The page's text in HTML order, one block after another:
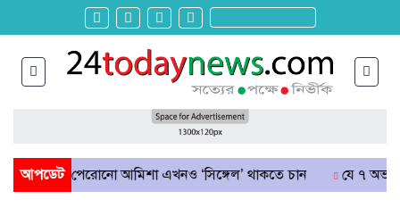
আপডেট
পেরোনো আমিশা এখনও ‘সিঙ্গেল’ থাকতে চান যে ৭ অভ্যাস আপনার